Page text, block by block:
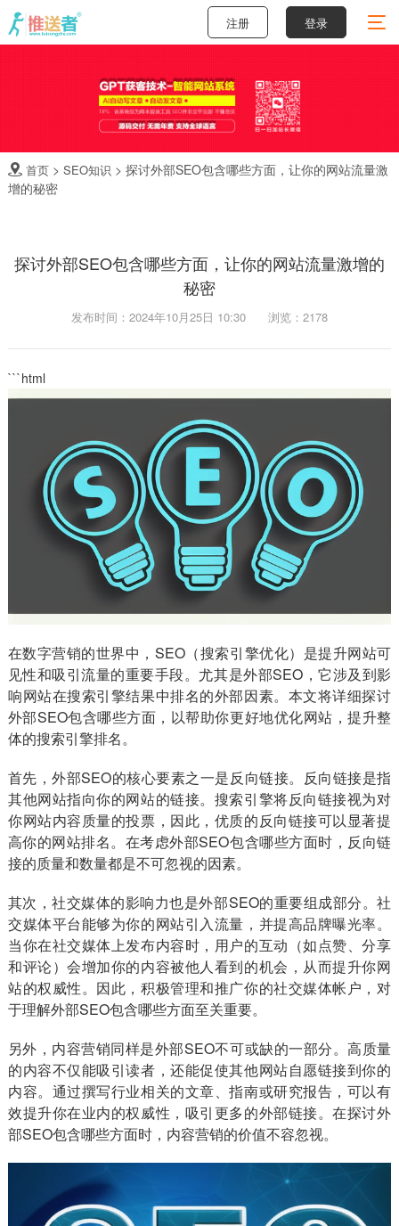
登录
注册
 首页> SEO知识 > 探讨外部SEO包含哪些方面，让你的网站流量激
增的秘密
探讨外部SEO包含哪些方面，让你的网站流量激增的
秘密
发布时间：2024年10月25日 10:30 浏览：2178
```html
在数字营销的世界中，SEO（搜索引擎优化）是提升网站可
见性和吸引流量的重要手段。尤其是外部SEO，它涉及到影
响网站在搜索引擎结果中排名的外部因素。本文将详细探讨
外部SEO包含哪些方面，以帮助你更好地优化网站，提升整
体的搜索引擎排名。
首先，外部SEO的核心要素之一是反向链接。反向链接是指
其他网站指向你的网站的链接。搜索引擎将反向链接视为对
你网站内容质量的投票，因此，优质的反向链接可以显著提
高你的网站排名。在考虑外部SEO包含哪些方面时，反向链
接的质量和数量都是不可忽视的因素。
其次，社交媒体的影响力也是外部SEO的重要组成部分。社
交媒体平台能够为你的网站引入流量，并提高品牌曝光率。
当你在社交媒体上发布内容时，用户的互动（如点赞、分享
和评论）会增加你的内容被他人看到的机会，从而提升你网
站的权威性。因此，积极管理和推广你的社交媒体帐户，对
于理解外部SEO包含哪些方面至关重要。
另外，内容营销同样是外部SEO不可或缺的一部分。高质量
的内容不仅能吸引读者，还能促使其他网站自愿链接到你的
内容。通过撰写行业相关的文章、指南或研究报告，可以有
效提升你在业内的权威性，吸引更多的外部链接。在探讨外
部SEO包含哪些方面时，内容营销的价值不容忽视。